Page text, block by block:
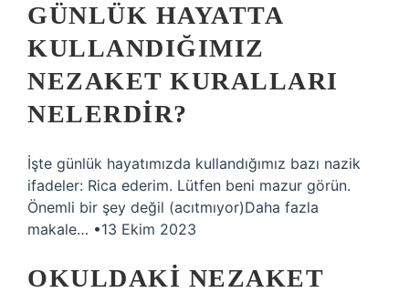
GÜNLÜK HAYATTA
KULLANDIĞIMIZ
NEZAKET KURALLARI
NELERDIR?
İşte günlük hayatımızda kullandığımız bazı nazik
ifadeler: Rica ederim. Lütfen beni mazur görün.
Önemli bir şey değil (acıtmıyor)Daha fazla
makale… •13 Ekim 2023
OKULDAKI NEZAKET